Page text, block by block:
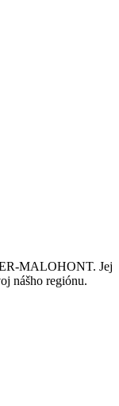
MALOHONT. Jej
nášho regiónu.